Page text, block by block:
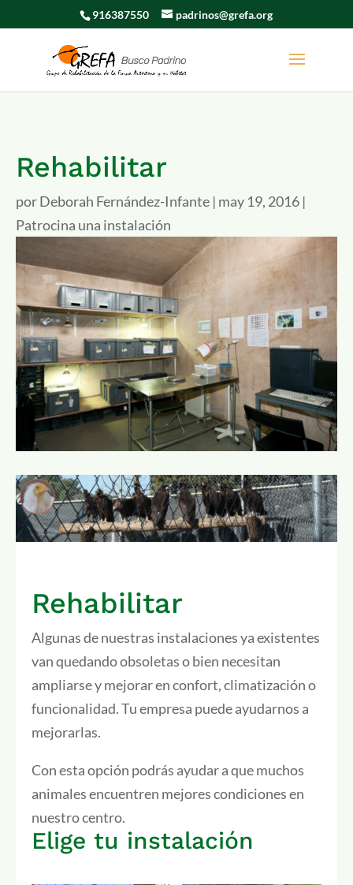
916387550 padrinos@grefa.org
Rehabilitar
porDeborah Fernández-Infante | may 19, 2016 |
Patrocina una instalación
Rehabilitar
Algunas de nuestras instalaciones ya existentes
van quedando obsoletas o bien necesitan
ampliarse y mejorar en confort, climatización o
funcionalidad. Tu empresa puede ayudarnos a
mejorarlas.
Con esta opción podrás ayudar a que muchos
animales encuentren mejores condiciones en
nuestro centro.
Elige tu instalación